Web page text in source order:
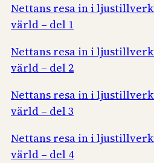
Nettans resa in i
värld – del 1
Nettans resa in i
värld – del 2
Nettans resa in i
värld – del 3
Nettans resa in i
värld – del 4